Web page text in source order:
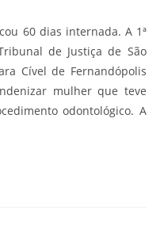
60 dias internada. A 1ª
de Justiça de São
Cível de Fernandópolis
mulher que teve
odontológico. A